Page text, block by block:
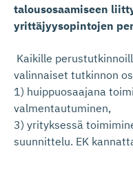
talousosaamiseen
yrittäjyysopintojen
Kaikille
valinnaiset tutkinnon
1) huippuosaajana
valmentautuminen,
3) yrityksessä
suunnittelu. EK